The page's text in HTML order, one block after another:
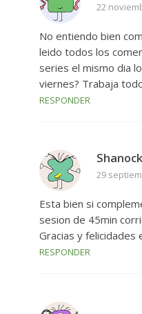
22
No entiendo bien
leido todos los
series el mismo dia
viernes? Trabaja
RESPONDER
29
Esta bien si
sesion de 45min
Gracias y felicidades
RESPONDER